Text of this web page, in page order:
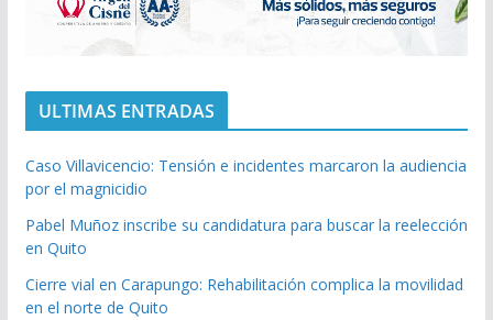
ULTIMAS ENTRADAS
Caso Villavicencio: Tensión e incidentes marcaron la audiencia
por el magnicidio
Pabel Muñoz inscribe su candidatura para buscar la reelección
en Quito
Cierre vial en Carapungo: Rehabilitación complica la movilidad
en el norte de Quito